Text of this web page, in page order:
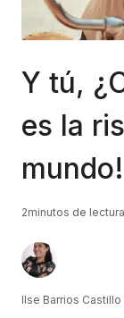
Y tú,
es la
mundo!
2minutos de lectura
Ilse Barrios Castillo